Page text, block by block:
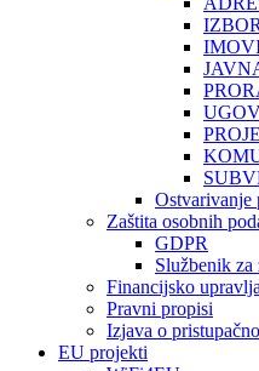
Ostvarivanje
Zaštita osobnih
GDPR
Službenik za
Financijsko
Pravni propisi
Izjava o
EU projekti